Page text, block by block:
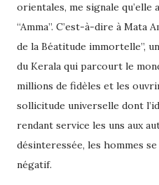
orientales, me signale qu’elle
“Amma”. C’est-à-dire à Mata
de la Béatitude immortelle”,
du Kerala qui parcourt le
millions de fidèles et les
sollicitude universelle dont
rendant service les uns aux
désinteressée, les hommes
négatif.